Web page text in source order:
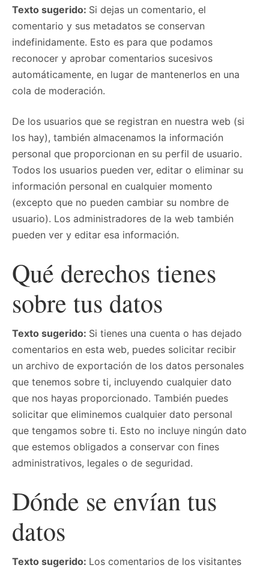
Texto sugerido: Si dejas un comentario, el
comentario y sus metadatos se conservan
indefinidamente. Esto es para que podamos
reconocer y aprobar comentarios sucesivos
automáticamente, en lugar de mantenerlos en una
cola de moderación.
De los usuarios que se registran en nuestra web (si
los hay), también almacenamos la información
personal que proporcionan en su perfil de usuario.
Todos los usuarios pueden ver, editar o eliminar su
información personal en cualquier momento
(excepto que no pueden cambiar su nombre de
usuario). Los administradores de la web también
pueden ver y editar esa información.
Qué derechos tienes
sobre tus datos
Texto sugerido: Si tienes una cuenta o has dejado
comentarios en esta web, puedes solicitar recibir
un archivo de exportación de los datos personales
que tenemos sobre ti, incluyendo cualquier dato
que nos hayas proporcionado. También puedes
solicitar que eliminemos cualquier dato personal
que tengamos sobre ti. Esto no incluye ningún dato
que estemos obligados a conservar con fines
administrativos, legales o de seguridad.
Dónde se envían tus
datos
Texto sugerido: Los comentarios de los visitantes